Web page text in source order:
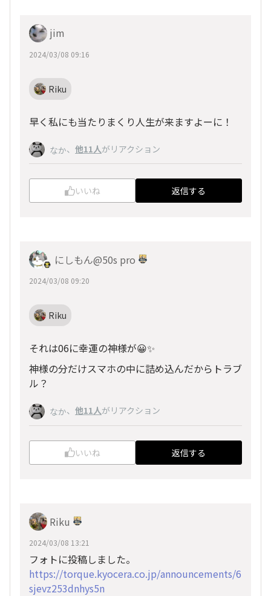
jim
2024/03/08 09:16
Riku
早く私にも当たりまくり人生が来ますよーに！
なか、 他11人がリアクション
いいね 返信する
にしもん@50s pro
2024/03/08 09:20
Riku
それは06に幸運の神様が😀✨
神様の分だけスマホの中に詰め込んだからトラブ
ル？
なか、 他11人がリアクション
いいね 返信する
Riku
2024/03/08 13:21
フォトに投稿しました。
https://torque.kyocera.co.jp/announcements/6
sjevz253dnhys5n